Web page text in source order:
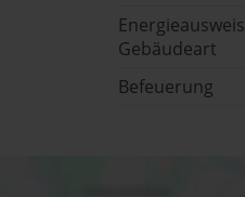
Energieausweis
Gebäudeart
Befeuerung